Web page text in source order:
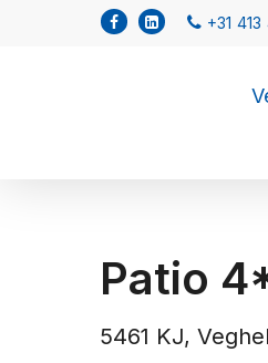
Patio
5461 KJ, Veghel